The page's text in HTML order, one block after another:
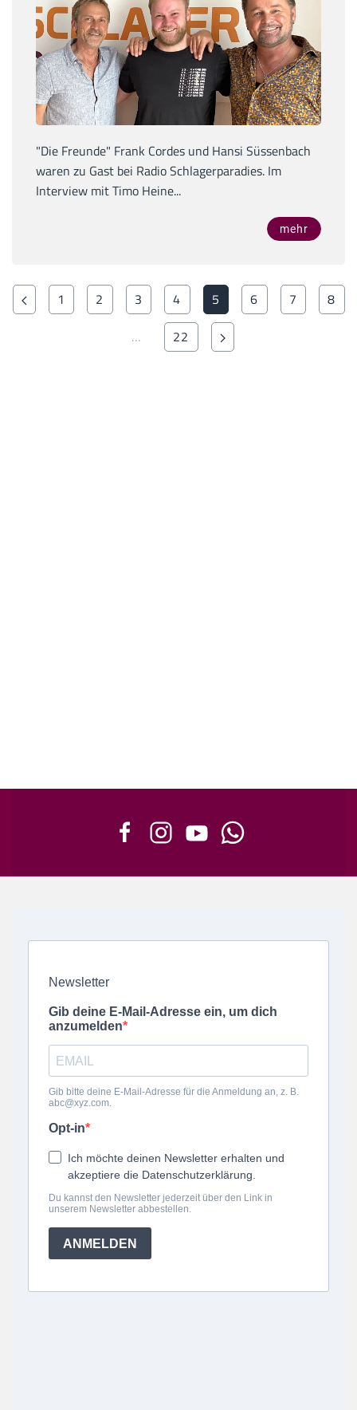
"Die Freunde" Frank Cordes und Hansi Süssenbach
waren zu Gast bei Radio Schlagerparadies. Im
Interview mit Timo Heine...
mehr
1 2 3 4 5 6 7
8
…
22